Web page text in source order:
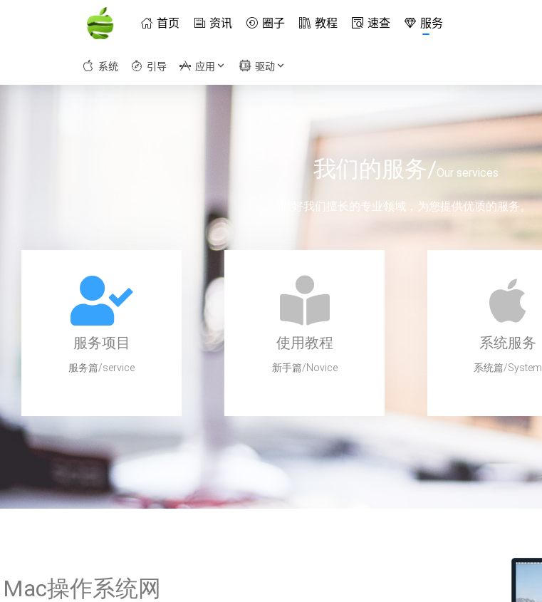
首页 资讯 圈子 教程 速查 服务
系统 引导 应用 驱动
我们的服务/Our services
做好我们擅长的专业领域，为您提供优质的服务。
服务项目
服务篇/service
使用教程
新手篇/Novice
系统服务
系统篇/System
Mac操作系统网